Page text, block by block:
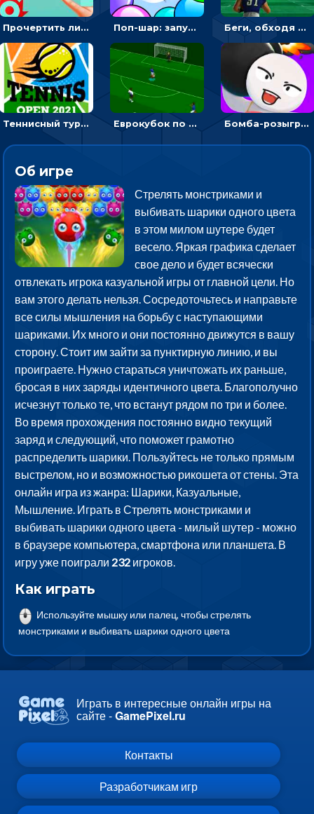
Прочертить линию, чтобы проехать на скейте, через преграды к финишу - для мальчиков Поп-шар: запускать колючку, чтобы лопать воздушные шарики Беги, обходя соперников и собирай бонусы - американский футбол
Теннисный турнир: подавать или отбивать шарик ракеткой Еврокубок по футболу 2021 в 3D: пасуй мяч и бей по воротам соперника Бомба-розыгрыш: передавай и беги – 3D гиперказуалка
Об игре
Стрелять монстриками и
выбивать шарики одного цвета
в этом милом шутере будет
весело. Яркая графика сделает
свое дело и будет всячески
отвлекать игрока казуальной игры от главной цели. Но
вам этого делать нельзя. Сосредоточьтесь и направьте
все силы мышления на борьбу с наступающими
шариками. Их много и они постоянно движутся в вашу
сторону. Стоит им зайти за пунктирную линию, и вы
проиграете. Нужно стараться уничтожать их раньше,
бросая в них заряды идентичного цвета. Благополучно
исчезнут только те, что встанут рядом по три и более.
Во время прохождения постоянно видно текущий
заряд и следующий, что поможет грамотно
распределить шарики. Пользуйтесь не только прямым
выстрелом, но и возможностью рикошета от стены. Эта
онлайн игра из жанра: Шарики, Казуальные,
Мышление. Играть в Стрелять монстриками и
выбивать шарики одного цвета - милый шутер - можно
в браузере компьютера, смартфона или планшета. В
игру уже поиграли 232 игроков.
Как играть
Используйте мышку или палец, чтобы стрелять
монстриками и выбивать шарики одного цвета
Играть в интересные онлайн игры на
сайте -GamePixel.ru
Контакты
Разработчикам игр